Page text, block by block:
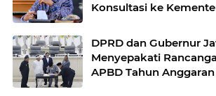
Konsultasi ke
DPRD dan Gubernur
Menyepakati
APBD Tahun